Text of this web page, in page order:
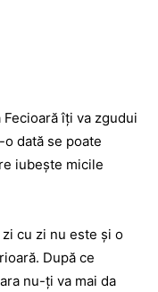
îţi va zgudui
dată se poate
iubeşte micile
cu zi nu este şi o
După ce
nu-ţi va mai da